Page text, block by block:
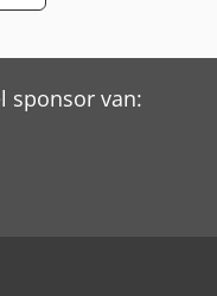
sponsor van: